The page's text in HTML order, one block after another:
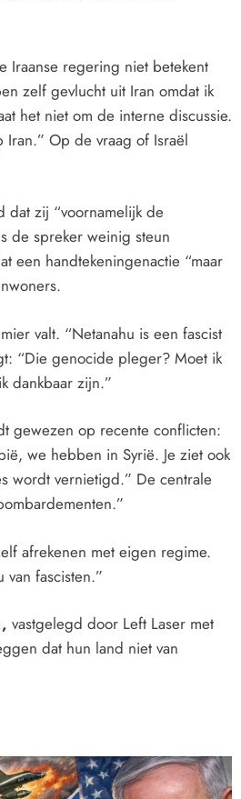
Iraanse regering niet betekent
zelf gevlucht uit Iran omdat ik
het niet om de interne discussie.
Iran.” Op de vraag of Israël
dat zij “voornamelijk de
de spreker weinig steun
een handtekeningenactie “maar
valt. “Netanahu is een fascist
“Die genocide pleger? Moet ik
dankbaar zijn.”
gewezen op recente conflicten:
we hebben in Syrië. Je ziet ook
wordt vernietigd.” De centrale
afrekenen met eigen regime.
fascisten.”
vastgelegd door Left Laser met
dat hun land niet van